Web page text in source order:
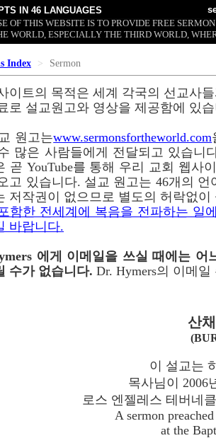
IN 46 LANGUAGES
OF THIS WEBSITE IS TO PROVIDE FREE
WORLD, ESPECIALLY THE THIRD WORLD,
Index Sermon
이트의 목적은 세계 각국의 선교사
로 설교원고와 영상을 제공함에 있
원고는www.sermonsfortheworld.com
많은 사람들에게 전달되고 있습니
곧 YouTube를 통해 우리 교회 웹사
고 있습니다. 설교 원고는 46개의
저작권이 없으므로 별도의 허락없
함한 전세계에 복음을 전파하는 일
바랍니다.
에게 이메일을 쓰실 때에는 어
수가 없습니다. Dr. Hymers의 이메일
산
이 설교는
목사님이 2006
로스 엔젤레스 테버네
A sermon
at the